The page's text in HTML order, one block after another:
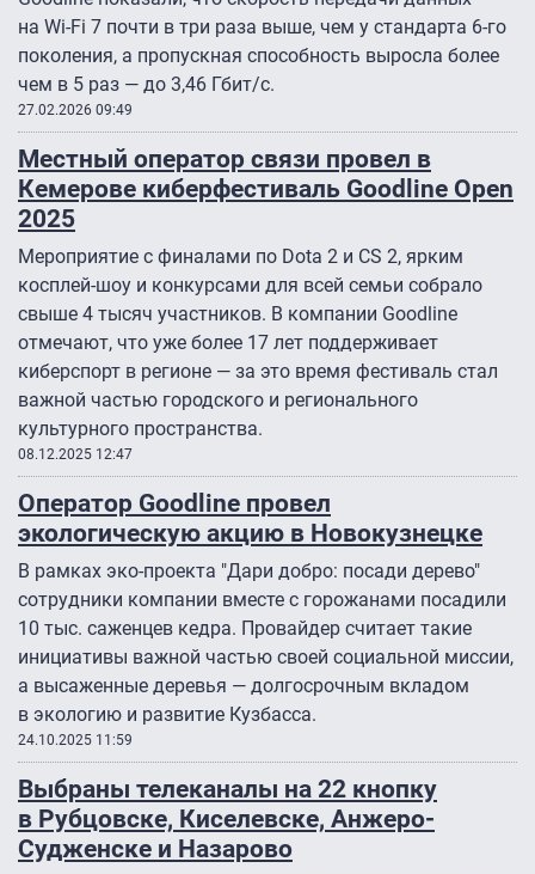
на Wi-Fi 7 почти в три раза выше, чем у стандарта 6-го
поколения, а пропускная способность выросла более
чем в 5 раз — до 3,46 Гбит/с.
27.02.2026 09:49
Местный оператор связи провел в
Кемерове киберфестиваль Goodline Open
2025
Мероприятие с финалами по Dota 2 и CS 2, ярким
косплей-шоу и конкурсами для всей семьи собрало
свыше 4 тысяч участников. В компании Goodline
отмечают, что уже более 17 лет поддерживает
киберспорт в регионе — за это время фестиваль стал
важной частью городского и регионального
культурного пространства.
08.12.2025 12:47
Оператор Goodline провел
экологическую акцию в Новокузнецке
В рамках эко-проекта "Дари добро: посади дерево"
сотрудники компании вместе с горожанами посадили
10 тыс. саженцев кедра. Провайдер считает такие
инициативы важной частью своей социальной миссии,
а высаженные деревья — долгосрочным вкладом
в экологию и развитие Кузбасса.
24.10.2025 11:59
Выбраны телеканалы на 22 кнопку
в Рубцовске, Киселевске, Анжеро-
Судженске и Назарово